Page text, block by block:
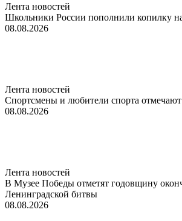
Лента новостей
Школьники России пополнили копилку
08.08.2026
Лента новостей
Спортсмены и любители спорта
08.08.2026
Лента новостей
В Музее Победы отметят годовщину
Ленинградской битвы
08.08.2026